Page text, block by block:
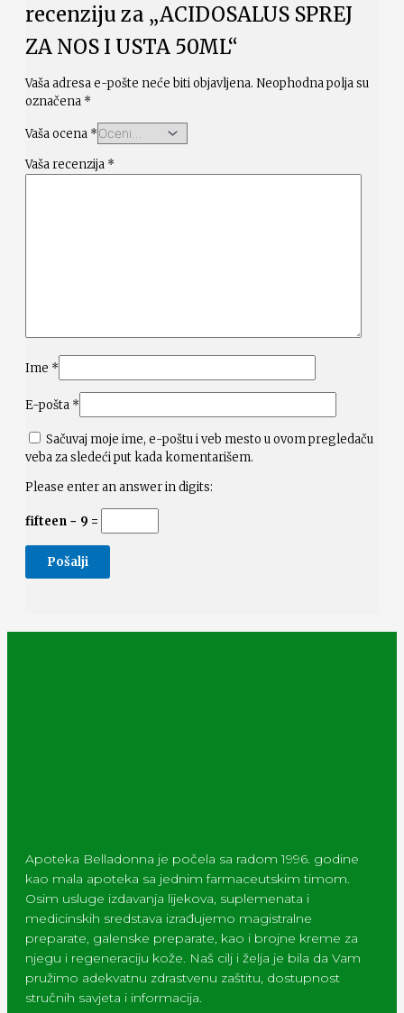
recenziju za „ACIDOSALUS SPREJ
ZA NOS I USTA 50ML“
Vaša adresa e-pošte neće biti objavljena. Neophodna polja su
označena *
Vaša ocena *
Vaša recenzija *
Ime *
E-pošta *
Sačuvaj moje ime, e-poštu i veb mesto u ovom pregledaču
veba za sledeći put kada komentarišem.
Please enter an answer in digits:
fifteen − 9 =
Apoteka Belladonna je počela sa radom 1996. godine
kao mala apoteka sa jednim farmaceutskim timom.
Osim usluge izdavanja lijekova, suplemenata i
medicinskih sredstava izrađujemo magistralne
preparate, galenske preparate, kao i brojne kreme za
njegu i regeneraciju kože. Naš cilj i želja je bila da Vam
pružimo adekvatnu zdrastvenu zaštitu, dostupnost
stručnih savjeta i informacija.